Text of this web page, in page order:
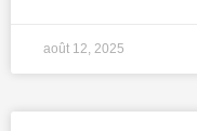
août 12, 2025